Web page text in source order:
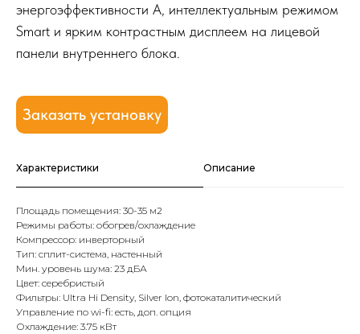
энергоэффективности А, интеллектуальным режимом
Smart и ярким контрастным дисплеем на лицевой
панели внутреннего блока.
Заказать установку
Характеристики Описание
Площадь помещения: 30-35 м2
Режимы работы: обогрев/охлаждение
Компрессор: инверторный
Тип: сплит-система, настенный
Мин. уровень шума: 23 дБА
Цвет: серебристый
Фильтры: Ultra Hi Density, Silver Ion, фотокаталитический
Управление по wi-fi: есть, доп. опция
Охлаждение: 3.75 кВт